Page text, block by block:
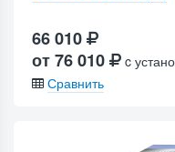
66 010
от 76 010
c
Сравнить